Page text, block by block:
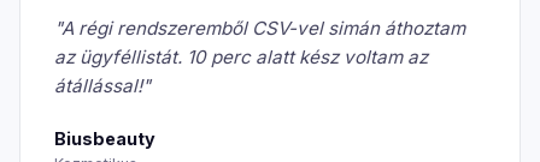
"A régi rendszeremből CSV-vel simán áthoztam
az ügyféllistát. 10 perc alatt kész voltam az
átállással!"
Biusbeauty